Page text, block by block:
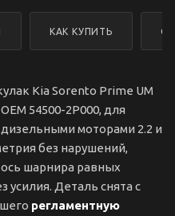
КАК КУПИТЬ
Kia Sorento Prime UM
54500-2P000, для
моторами 2.2 и
без нарушений,
ось шарнира равных
усилия. Деталь снята с
регламентную